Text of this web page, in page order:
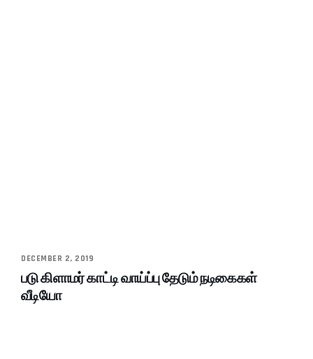
DECEMBER 2, 2019
படு கிளாமர் காட்டி வாய்ப்பு தேடும் நடிகைகள்
வீடியோ